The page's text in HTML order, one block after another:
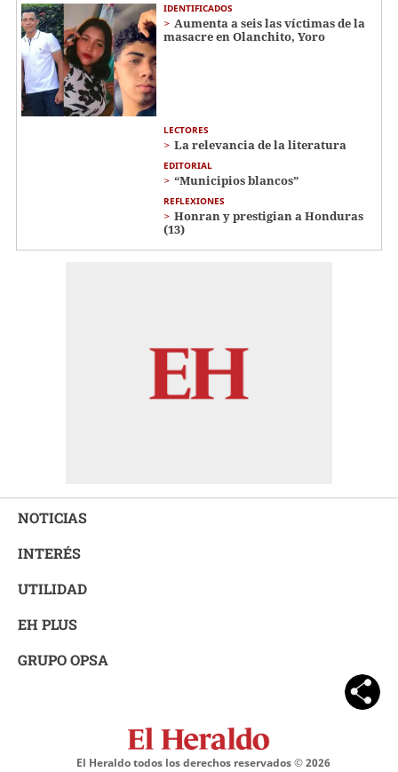
IDENTIFICADOS
Aumenta a seis las víctimas de la
masacre en Olanchito, Yoro
LECTORES
La relevancia de la literatura
EDITORIAL
“Municipios blancos”
REFLEXIONES
Honran y prestigian a Honduras
(13)
NOTICIAS
INTERÉS
UTILIDAD
EH PLUS
GRUPO OPSA
El Heraldo todos los derechos reservados ©2026